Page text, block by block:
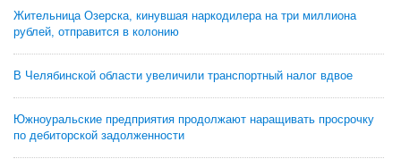
Жительница Озерска, кинувшая наркодилера на три миллиона
рублей, отправится в колонию
В Челябинской области увеличили транспортный налог вдвое
Южноуральские предприятия продолжают наращивать просрочку
по дебиторской задолженности